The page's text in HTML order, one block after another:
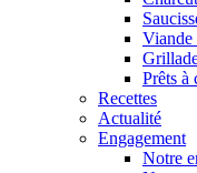
Viande
Prêts à
Recettes
Actualité
Engagement
Notre